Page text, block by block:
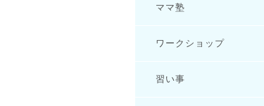
ママ塾
ワークショップ
習い事